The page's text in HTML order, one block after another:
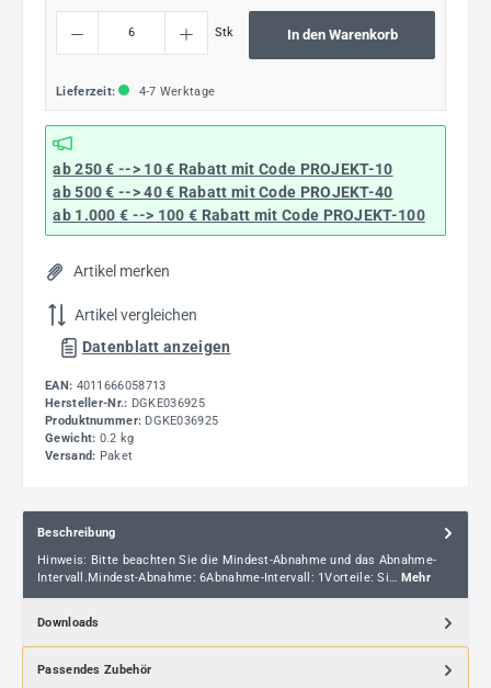
Stk In den Warenkorb
Lieferzeit: 4-7 Werktage
ab 250 € --> 10 € Rabatt mit Code PROJEKT-10
ab 500 € --> 40 € Rabatt mit Code PROJEKT-40
ab 1.000 € --> 100 € Rabatt mit Code PROJEKT-100
Artikel merken
Artikel vergleichen
Datenblatt anzeigen
EAN: 4011666058713
Hersteller-Nr.: DGKE036925
Produktnummer: DGKE036925
Gewicht: 0.2 kg
Versand: Paket
Beschreibung
Hinweis: Bitte beachten Sie die Mindest-Abnahme und das Abnahme-
Intervall.Mindest-Abnahme: 6Abnahme-Intervall: 1Vorteile: Si… Mehr
Downloads
Passendes Zubehör